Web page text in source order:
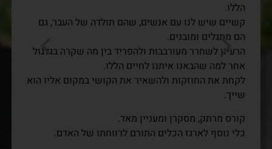
הללו.
קשיים שיש לנו עם אנשים, שהם תולדה של העבר, גם
הם מתגלים ומובנים.
הרעיון לשחרר מעורבבות ולהפריד בין מה שקרה בגלגול
אחר למה שהבאנו איתנו לחיים הללו.
לקחת את החוזקות ולהשאיר את הקושי במקום אליו הוא
שייך.
קורס מרתק, מסקרן ומעניין מאד.
כלי נוסף לארגז הכלים התורם לרווחתו של האדם.